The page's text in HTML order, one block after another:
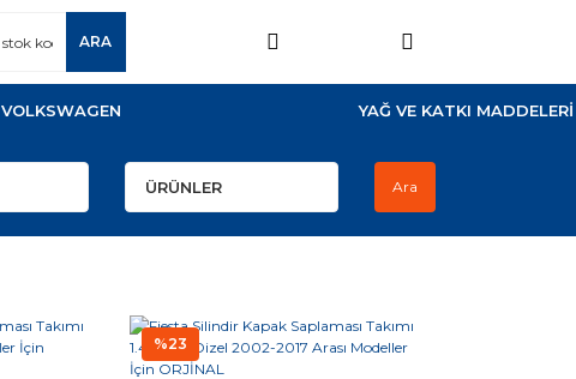
ARA
VOLKSWAGEN YAĞ VE KATKI MADDELERİ
Ara
%23